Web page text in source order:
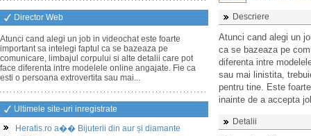
Director Web
Atunci cand alegi un job in videochat este foarte
important sa intelegi faptul ca se bazeaza pe
comunicare, limbajul corpului si alte detalii care pot
face diferenta intre modelele online angajate. Fie ca
esti o persoana extrovertita sau mai...
Ultimele site-uri inregistrate
Heratis.ro a�� Bijuterii din aur și diamante
Descriere
Atunci cand alegi un
ca se bazeaza pe
diferenta intre
sau mai linistita,
pentru tine. Este
inainte de a accepta
Detalii